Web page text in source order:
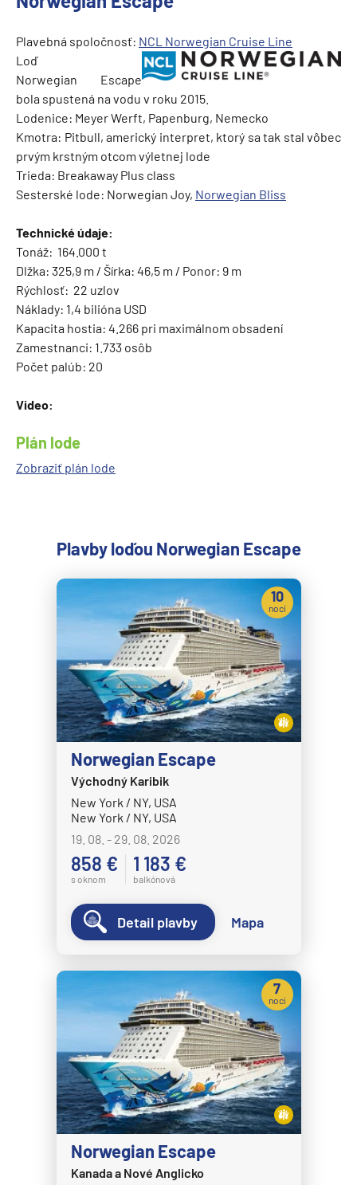
Plavebná spoločnosť: NCL Norwegian Cruise Line
Loď
Norwegian Escape
bola spustená na vodu v roku 2015.
Lodenice: Meyer Werft, Papenburg, Nemecko
Kmotra: Pitbull, americký interpret, ktorý sa tak stal vôbec
prvým krstným otcom výletnej lode
Trieda: Breakaway Plus class
Sesterské lode: Norwegian Joy, Norwegian Bliss
Technické údaje:
Tonáž: 164.000 t
Dlžka: 325,9 m / Šírka: 46,5 m / Ponor: 9 m
Rýchlosť: 22 uzlov
Náklady: 1,4 bilióna USD
Kapacita hostia: 4.266 pri maximálnom obsadení
Zamestnanci: 1.733 osôb
Počet palúb: 20
Video:
Plán lode
Zobraziť plán lode
Plavby loďou Norwegian Escape
Norwegian Escape
Východný Karibik
New York / NY, USA
New York / NY, USA
19. 08. - 29. 08. 2026
858 €
s oknom
1 183 €
balkónová
10
nocí
Detail plavby Mapa
Norwegian Escape
Kanada a Nové Anglicko
7
nocí